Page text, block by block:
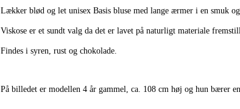
Lækker blød og let unisex Basis bluse med lange ærmer i en smuk
Viskose er et sundt valg da det er lavet på naturligt materiale
Findes i syren, rust og chokolade.
På billedet er modellen 4 år gammel, ca. 108 cm høj og hun bærer